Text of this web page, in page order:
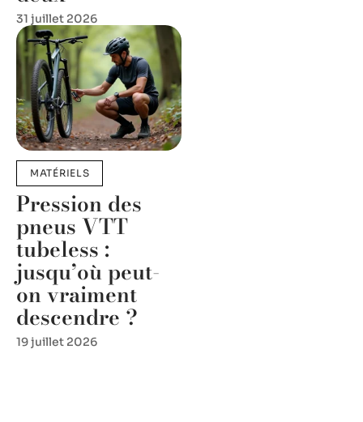
31 juillet 2026
MATÉRIELS
Pression des
pneus VTT
tubeless :
jusqu’où peut-
on vraiment
descendre ?
19 juillet 2026